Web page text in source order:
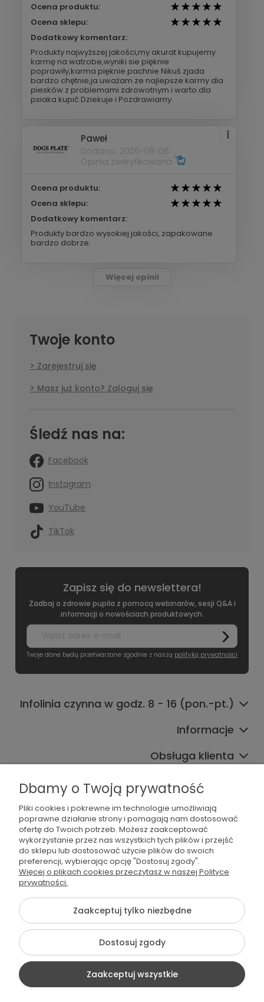
Ocena produktu:
Ocena sklepu:
Dodatkowy komentarz:
Produkty najwyższej jakości,my akurat kupujemy
karmę na watrobe,wyniki sie pięknie
poprawiły,karma pięknie pachnie Nikuś zjada
bardzo chętnie,ja uważam ze najlepsze karmy dla
piesków z problemami zdrowotnym i warto dla
psiaka kupić.Dziekuje i Pozdrawiamy.
Paweł
Dodano: 2026-08-06
Opinia zweryfikowana
Ocena produktu:
Ocena sklepu:
Dodatkowy komentarz:
Produkty bardzo wysokiej jakości, zapakowane
bardzo dobrze.
Więcej opinii
Twoje konto
Zarejestruj się
Masz już konto? Zaloguj się
Śledź nas na:
Facebook
Instagram
YouTube
TikTok
Zapisz się do newslettera!
Zadbaj o zdrowie pupila z pomocą webinarów, sesji Q&A i
informacji o nowościach produktowych.
Twoje dane będą przetwarzane zgodnie z naszą polityką prywatności
Infolinia czynna w godz. 8 - 16 (pon.-pt.)
Informacje
Obsługa klienta
Współpraca
536 042 061
Szablon Flex byEcommercy
Dbamy o Twoją prywatność
Pliki cookies i pokrewne im technologie umożliwiają
poprawne działanie strony i pomagają nam dostosować
ofertę do Twoich potrzeb. Możesz zaakceptować
wykorzystanie przez nas wszystkich tych plików i przejść
do sklepu lub dostosować użycie plików do swoich
preferencji, wybierając opcję "Dostosuj zgody".
Więcej o plikach cookies przeczytasz w naszej Polityce
prywatności.
Zaakceptuj tylko niezbędne
Dostosuj zgody
Zaakceptuj wszystkie